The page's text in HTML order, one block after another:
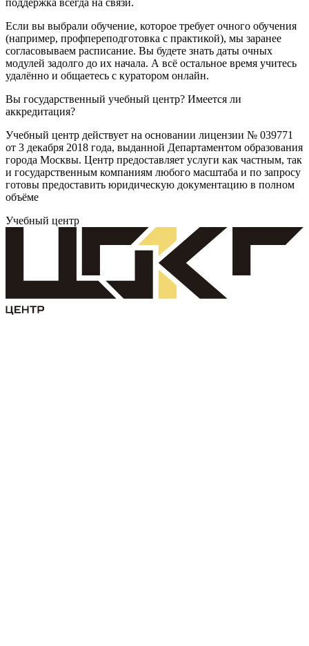
Если вы выбрали обучение, которое требует очного обучения
(например, профпереподготовка с практикой), мы заранее
согласовываем расписание. Вы будете знать даты очных
модулей задолго до их начала. А всё остальное время учитесь
удалённо и общаетесь с куратором онлайн.
Вы государственный учебный центр? Имеется ли
аккредитация?
Учебный центр действует на основании лицензии № 039771
от 3 декабря 2018 года, выданной Департаментом образования
города Москвы. Центр предоставляет услуги как частным, так
и государственным компаниям любого масштаба и по запросу
готовы предоставить юридическую документацию в полном
объёме
Учебный центр